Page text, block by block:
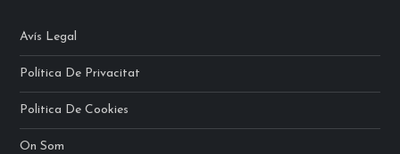
Avís Legal
Política De Privacitat
Politica De Cookies
On Som